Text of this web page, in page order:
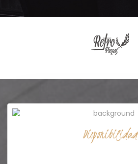
Disponibilidad